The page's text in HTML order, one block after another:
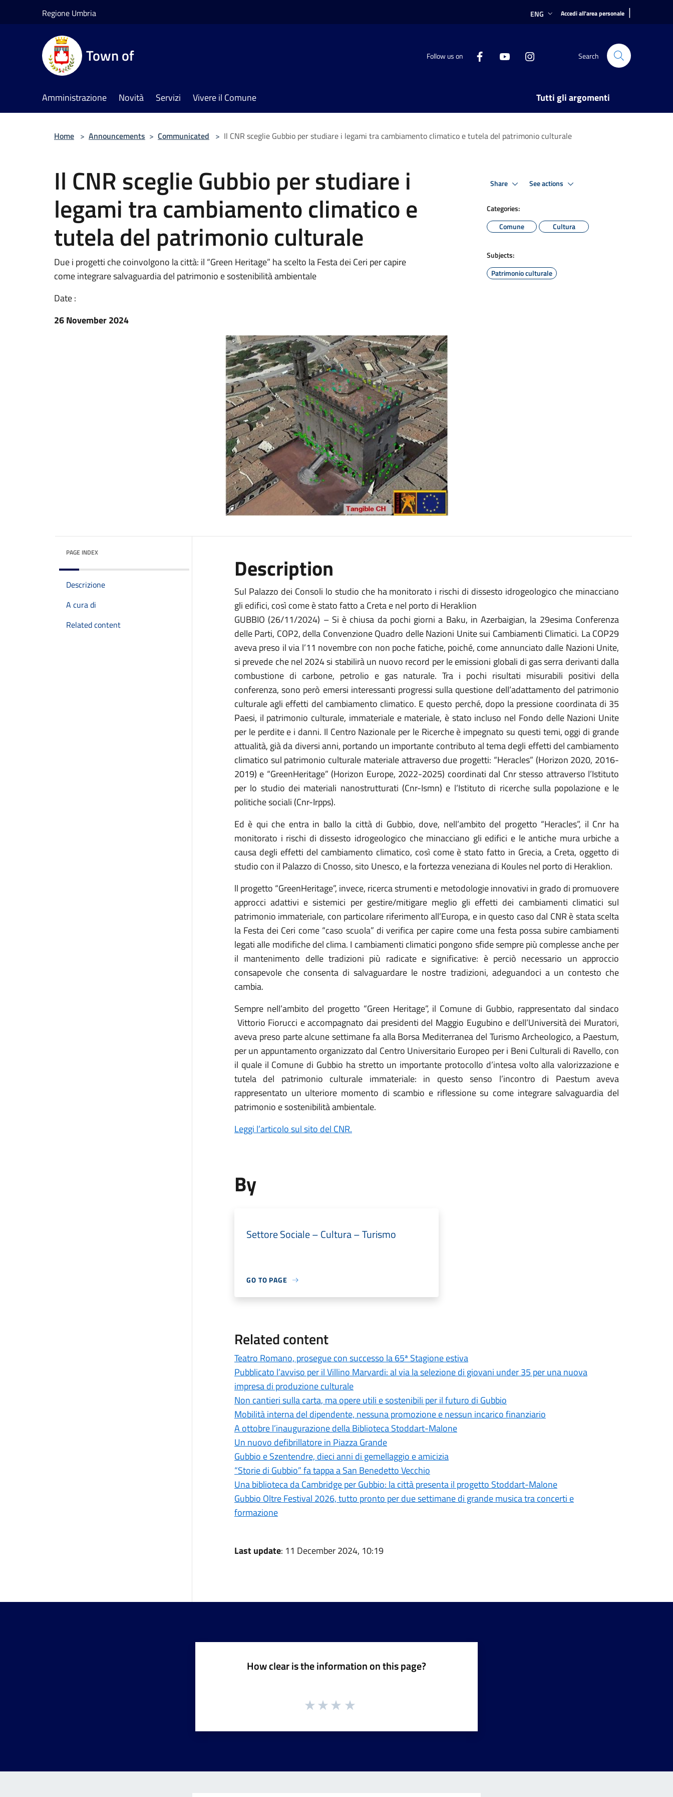
Regione Umbria ENG Accedi all'area personale |
Town of Follow us on Search
Amministrazione Novità Servizi Vivere il Comune Tutti gli argomenti
Home > Announcements > Communicated > Il CNR sceglie Gubbio per studiare i legami tra cambiamento climatico e tutela del patrimonio culturale
Il CNR sceglie Gubbio per studiare i
legami tra cambiamento climatico e
tutela del patrimonio culturale
Due i progetti che coinvolgono la città: il “Green Heritage” ha scelto la Festa dei Ceri per capire
come integrare salvaguardia del patrimonio e sostenibilità ambientale
Date :
26 November 2024
Share See actions
Categories:
Comune
Cultura
Subjects:
Patrimonio culturale
PAGE INDEX
Descrizione
A cura di
Related content
Description
Sul Palazzo dei Consoli lo studio che ha monitorato i rischi di dissesto idrogeologico che minacciano
gli edifici, così come è stato fatto a Creta e nel porto di Heraklion
GUBBIO (26/11/2024) – Si è chiusa da pochi giorni a Baku, in Azerbaigian, la 29esima Conferenza
delle Parti, COP2, della Convenzione Quadro delle Nazioni Unite sui Cambiamenti Climatici. La COP29
aveva preso il via l’11 novembre con non poche fatiche, poiché, come annunciato dalle Nazioni Unite,
si prevede che nel 2024 si stabilirà un nuovo record per le emissioni globali di gas serra derivanti dalla
combustione di carbone, petrolio e gas naturale. Tra i pochi risultati misurabili positivi della
conferenza, sono però emersi interessanti progressi sulla questione dell’adattamento del patrimonio
culturale agli effetti del cambiamento climatico. E questo perché, dopo la pressione coordinata di 35
Paesi, il patrimonio culturale, immateriale e materiale, è stato incluso nel Fondo delle Nazioni Unite
per le perdite e i danni. Il Centro Nazionale per le Ricerche è impegnato su questi temi, oggi di grande
attualità, già da diversi anni, portando un importante contributo al tema degli effetti del cambiamento
climatico sul patrimonio culturale materiale attraverso due progetti: “Heracles” (Horizon 2020, 2016-
2019) e “GreenHeritage” (Horizon Europe, 2022-2025) coordinati dal Cnr stesso attraverso l’Istituto
per lo studio dei materiali nanostrutturati (Cnr-Ismn) e l’Istituto di ricerche sulla popolazione e le
politiche sociali (Cnr-Irpps).
Ed è qui che entra in ballo la città di Gubbio, dove, nell’ambito del progetto “Heracles”, il Cnr ha
monitorato i rischi di dissesto idrogeologico che minacciano gli edifici e le antiche mura urbiche a
causa degli effetti del cambiamento climatico, così come è stato fatto in Grecia, a Creta, oggetto di
studio con il Palazzo di Cnosso, sito Unesco, e la fortezza veneziana di Koules nel porto di Heraklion.
ll progetto “GreenHeritage”, invece, ricerca strumenti e metodologie innovativi in grado di promuovere
approcci adattivi e sistemici per gestire/mitigare meglio gli effetti dei cambiamenti climatici sul
patrimonio immateriale, con particolare riferimento all’Europa, e in questo caso dal CNR è stata scelta
la Festa dei Ceri come “caso scuola” di verifica per capire come una festa possa subire cambiamenti
legati alle modifiche del clima. I cambiamenti climatici pongono sfide sempre più complesse anche per
il mantenimento delle tradizioni più radicate e significative: è perciò necessario un approccio
consapevole che consenta di salvaguardare le nostre tradizioni, adeguandoci a un contesto che
cambia.
Sempre nell’ambito del progetto “Green Heritage”, il Comune di Gubbio, rappresentato dal sindaco
Vittorio Fiorucci e accompagnato dai presidenti del Maggio Eugubino e dell’Università dei Muratori,
aveva preso parte alcune settimane fa alla Borsa Mediterranea del Turismo Archeologico, a Paestum,
per un appuntamento organizzato dal Centro Universitario Europeo per i Beni Culturali di Ravello, con
il quale il Comune di Gubbio ha stretto un importante protocollo d’intesa volto alla valorizzazione e
tutela del patrimonio culturale immateriale: in questo senso l’incontro di Paestum aveva
rappresentato un ulteriore momento di scambio e riflessione su come integrare salvaguardia del
patrimonio e sostenibilità ambientale.
Leggi l’articolo sul sito del CNR.
By
Settore Sociale – Cultura – Turismo
GO TO PAGE
Related content
Teatro Romano, prosegue con successo la 65ª Stagione estiva
Pubblicato l’avviso per il Villino Marvardi: al via la selezione di giovani under 35 per una nuova
impresa di produzione culturale
Non cantieri sulla carta, ma opere utili e sostenibili per il futuro di Gubbio
Mobilità interna del dipendente, nessuna promozione e nessun incarico finanziario
A ottobre l’inaugurazione della Biblioteca Stoddart-Malone
Un nuovo defibrillatore in Piazza Grande
Gubbio e Szentendre, dieci anni di gemellaggio e amicizia
“Storie di Gubbio” fa tappa a San Benedetto Vecchio
Una biblioteca da Cambridge per Gubbio: la città presenta il progetto Stoddart-Malone
Gubbio Oltre Festival 2026, tutto pronto per due settimane di grande musica tra concerti e
formazione
Last update: 11 December 2024, 10:19
How clear is the information on this page?